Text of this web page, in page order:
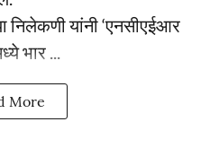
यांनी ‘एनसीएईआर
भार ...
More